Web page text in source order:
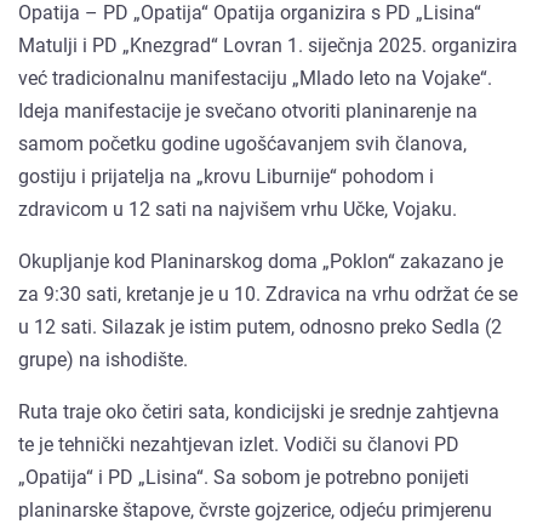
Opatija – PD „Opatija“ Opatija organizira s PD „Lisina“
Matulji i PD „Knezgrad“ Lovran 1. siječnja 2025. organizira
već tradicionalnu manifestaciju „Mlado leto na Vojake“.
Ideja manifestacije je svečano otvoriti planinarenje na
samom početku godine ugošćavanjem svih članova,
gostiju i prijatelja na „krovu Liburnije“ pohodom i
zdravicom u 12 sati na najvišem vrhu Učke, Vojaku.
Okupljanje kod Planinarskog doma „Poklon“ zakazano je
za 9:30 sati, kretanje je u 10. Zdravica na vrhu održat će se
u 12 sati. Silazak je istim putem, odnosno preko Sedla (2
grupe) na ishodište.
Ruta traje oko četiri sata, kondicijski je srednje zahtjevna
te je tehnički nezahtjevan izlet. Vodiči su članovi PD
„Opatija“ i PD „Lisina“. Sa sobom je potrebno ponijeti
planinarske štapove, čvrste gojzerice, odjeću primjerenu